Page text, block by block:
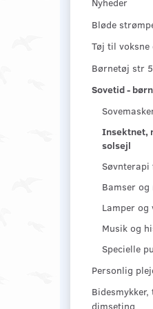
Nyheder
Bløde
Tøj til voksne
Børnetøj str
Sovetid -
Insektnet,
solsejl
Bamser og
Lamper
Musik og
Specielle
Personlig